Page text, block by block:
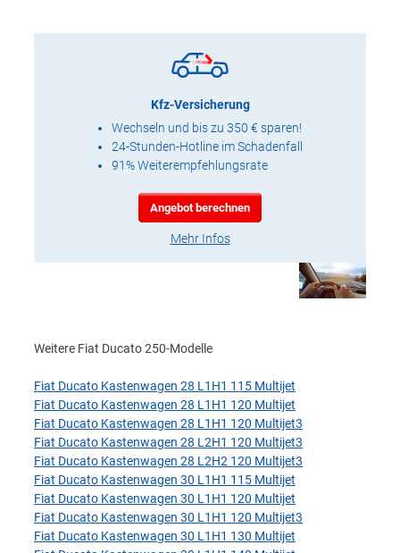
Kfz-Versicherung
Wechseln und bis zu 350 € sparen!
24-Stunden-Hotline im Schadenfall
91% Weiterempfehlungsrate
Angebot berechnen
Mehr Infos
Weitere Fiat Ducato 250-Modelle
Fiat Ducato Kastenwagen 28 L1H1 115 Multijet
Fiat Ducato Kastenwagen 28 L1H1 120 Multijet
Fiat Ducato Kastenwagen 28 L1H1 120 Multijet3
Fiat Ducato Kastenwagen 28 L2H1 120 Multijet3
Fiat Ducato Kastenwagen 28 L2H2 120 Multijet3
Fiat Ducato Kastenwagen 30 L1H1 115 Multijet
Fiat Ducato Kastenwagen 30 L1H1 120 Multijet
Fiat Ducato Kastenwagen 30 L1H1 120 Multijet3
Fiat Ducato Kastenwagen 30 L1H1 130 Multijet